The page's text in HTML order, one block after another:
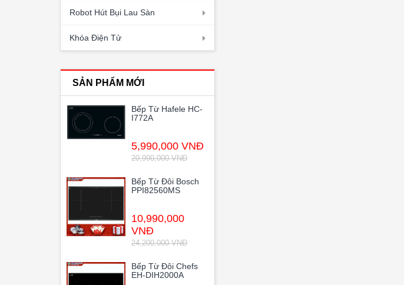
Robot Hút Bụi Lau Sàn
Khóa Điện Tử
SẢN PHẨM MỚI
Bếp Từ Hafele HC-
I772A
5,990,000 VNĐ
20,990,000 VNĐ
Bếp Từ Đôi Bosch
PPI82560MS
10,990,000
VNĐ
24,200,000 VNĐ
Bếp Từ Đôi Chefs
EH-DIH2000A